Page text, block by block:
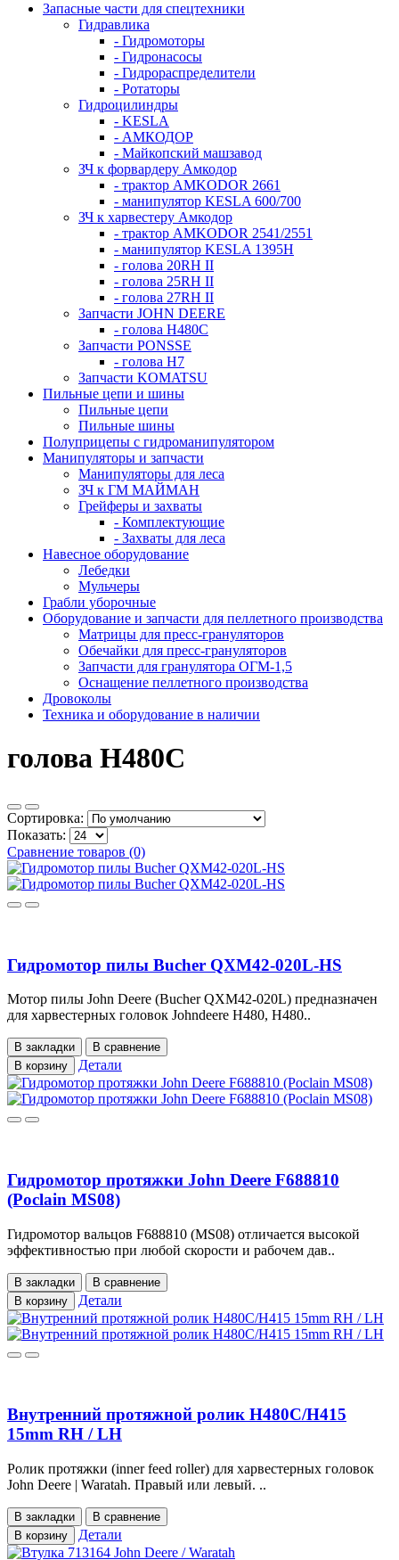
Запасные части для спецтехники
Гидравлика
- Гидромоторы
- Гидронасосы
- Гидрораспределители
- Ротаторы
Гидроцилиндры
- KESLA
- АМКОДОР
- Майкопский машзавод
ЗЧ к форвардеру Амкодор
- трактор AMKODOR 2661
- манипулятор KESLA 600/700
ЗЧ к харвестеру Амкодор
- трактор AMKODOR 2541/2551
- манипулятор KESLA 1395H
- голова 20RH II
- голова 25RH II
- голова 27RH II
Запчасти JOHN DEERE
- голова H480C
Запчасти PONSSE
- голова H7
Запчасти KOMATSU
Пильные цепи и шины
Пильные цепи
Пильные шины
Полуприцепы с гидроманипулятором
Манипуляторы и запчасти
Манипуляторы для леса
ЗЧ к ГМ МАЙМАН
Грейферы и захваты
- Комплектующие
- Захваты для леса
Навесное оборудование
Лебедки
Мульчеры
Грабли уборочные
Оборудование и запчасти для пеллетного производства
Матрицы для пресс-грануляторов
Обечайки для пресс-грануляторов
Запчасти для гранулятора ОГМ-1,5
Оснащение пеллетного производства
Дровоколы
Техника и оборудование в наличии
голова H480C
Сортировка:
Показать:
Сравнение товаров (0)
Гидромотор пилы Bucher QXM42-020L-HS
Мотор пилы John Deere (Bucher QXM42-020L) предназначен
для харвестерных головок Johndeere H480, H480..
В закладки
В сравнение
В корзину
Детали
Гидромотор протяжки John Deere F688810
(Poclain MS08)
Гидромотор вальцов F688810 (MS08) отличается высокой
эффективностью при любой скорости и рабочем дав..
В закладки
В сравнение
В корзину
Детали
Внутренний протяжной ролик H480C/H415
15mm RH / LH
Ролик протяжки (inner feed roller) для харвестерных головок
John Deere | Waratah. Правый или левый. ..
В закладки
В сравнение
В корзину
Детали